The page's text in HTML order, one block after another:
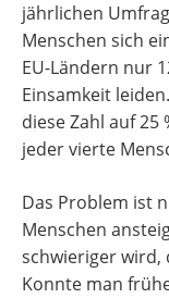
jährlichen
Menschen sich
EU-Ländern nur
Einsamkeit
diese Zahl auf
jeder vierte
Das Problem ist
Menschen
schwieriger wird,
Konnte man